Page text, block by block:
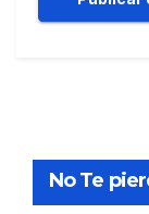
No Te